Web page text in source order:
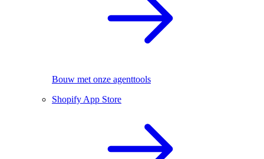
Bouw met onze agenttools
Shopify App Store